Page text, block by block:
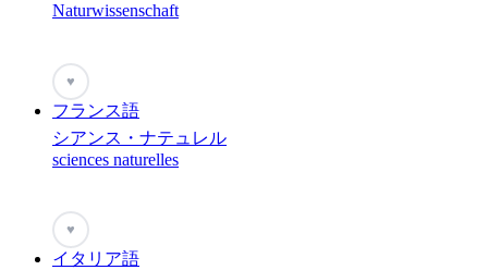
Naturwissenschaft
♥
フランス語
シアンス・ナテュレル
sciences naturelles
♥
イタリア語